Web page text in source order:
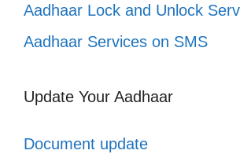
Aadhaar Lock and Unlock
Aadhaar Services on SMS
Update Your Aadhaar
Document update